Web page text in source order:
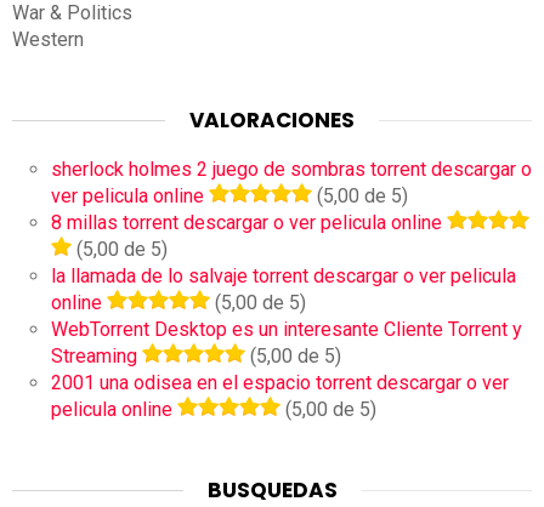
War & Politics
Western
VALORACIONES
sherlock holmes 2 juego de sombras torrent descargar o
ver pelicula online
(5,00 de 5)
8 millas torrent descargar o ver pelicula online
(5,00 de 5)
la llamada de lo salvaje torrent descargar o ver pelicula
online
(5,00 de 5)
WebTorrent Desktop es un interesante Cliente Torrent y
Streaming
(5,00 de 5)
2001 una odisea en el espacio torrent descargar o ver
pelicula online
(5,00 de 5)
BUSQUEDAS